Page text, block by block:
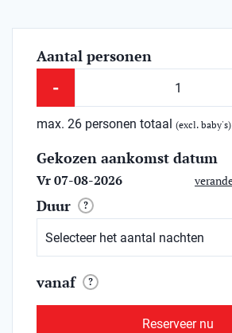
Aantal personen
-
max. 26 personen totaal (excl. baby's)
Gekozen aankomst datum
Vr 07-08-2026
Duur ?
vanaf ?
Reserveer nu